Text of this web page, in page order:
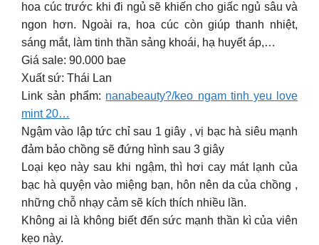
hoa cúc trước khi đi ngủ sẽ khiến cho giấc ngủ sâu và
ngon hơn. Ngoài ra, hoa cúc còn giúp thanh nhiệt,
sáng mắt, làm tinh thần sảng khoái, hạ huyết áp,…
Giá sale: 90.000 bae
Xuất sứ: Thái Lan
Link sản phẩm: nanabeauty?/keo ngam tinh yeu love
mint 20…
Ngậm vào lập tức chỉ sau 1 giây , vị bạc hà siêu mạnh
đảm bảo chồng sẽ đứng hình sau 3 giây
Loại kẹo này sau khi ngậm, thì hơi cay mát lạnh của
bạc hà quyện vào miệng bạn, hôn nên da của chồng ,
những chỗ nhạy cảm sẽ kích thích nhiều lần.
Không ai là không biết đến sức mạnh thần kì của viên
kẹo này.